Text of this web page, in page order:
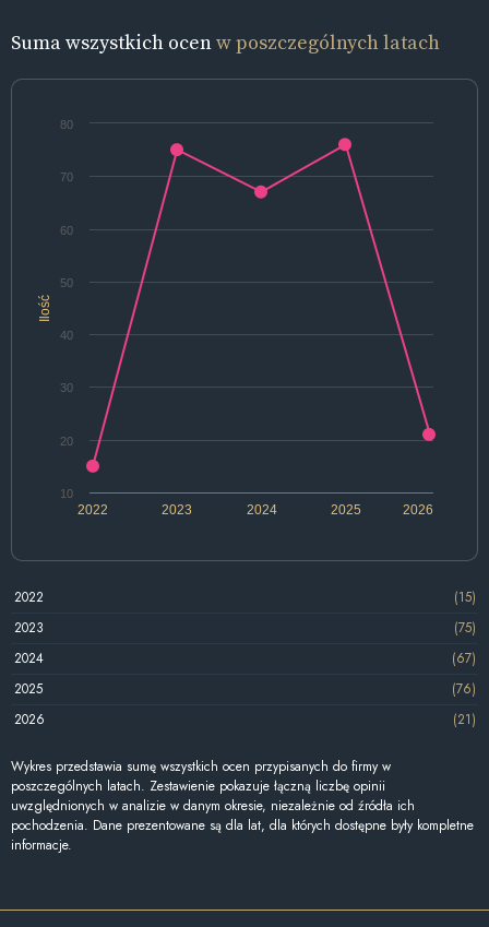
Suma wszystkich ocenw poszczególnych latach
Ilość
2022 2024 2026
2023 2025
10
20
30
40
50
60
70
80
2022
(15)
2023
(75)
2024
(67)
2025
(76)
2026
(21)
Wykres przedstawia sumę wszystkich ocen przypisanych do firmy w
poszczególnych latach. Zestawienie pokazuje łączną liczbę opinii
uwzględnionych w analizie w danym okresie, niezależnie od źródła ich
pochodzenia. Dane prezentowane są dla lat, dla których dostępne były kompletne
informacje.